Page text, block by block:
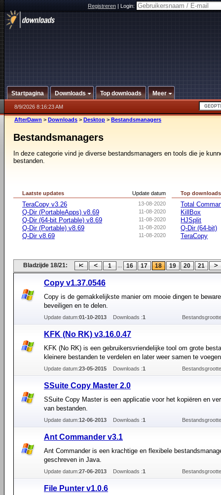
Registreren|Login:
Startpagina Downloads Top downloads Meer
8/9/2026 8:16:23 AM
AfterDawn > Downloads > Desktop > Bestandsmanagers
Bestandsmanagers
In deze categorie vind je diverse bestandsmanagers en tools die je
bestanden.
Update datum
Laatste updates
13-08-2020
TeraCopy v3.26
11-08-2020
Q-Dir (PortableApps) v8.69
11-08-2020
Q-Dir (64-bit Portable) v8.69
11-08-2020
Q-Dir (Portable) v8.69
11-08-2020
Q-Dir v8.69
Top downloads
Total
KillBox
HJSplit
Q-Dir (64-bit)
TeraCopy
Bladzijde 18/21: 1 ... 16 17 18 19 20 21
Copy v1.37.0546
Copy is de gemakkelijkste manier om mooie dingen te
beveiligen en te delen.
Update datum:01-10-2013 Downloads :1
KFK (No RK) v3.16.0.47
KFK (No RK) is een gebruikersvriendelijke tool om grote
kleinere bestanden te verdelen en later weer samen te
Update datum:23-05-2015 Downloads :1
SSuite Copy Master 2.0
SSuite Copy Master is een applicatie voor het kopiëren en
van bestanden.
Update datum:12-06-2013 Downloads :1
Ant Commander v3.1
Ant Commander is een krachtige en flexibele
geschreven in Java.
Update datum:27-06-2013 Downloads :1
File Punter v1.0.6